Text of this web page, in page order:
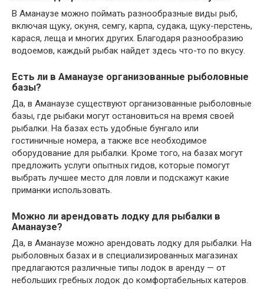
В Аманаузе можно поймать разнообразные виды рыб,
включая щуку, окуня, семгу, карпа, судака, щуку-перстень,
карася, леща и многих других. Благодаря разнообразию
водоемов, каждый рыбак найдет здесь что-то по вкусу.
Есть ли в Аманаузе организованные рыболовные
базы?
Да, в Аманаузе существуют организованные рыболовные
базы, где рыбаки могут остановиться на время своей
рыбалки. На базах есть удобные бунгало или
гостиничные номера, а также все необходимое
оборудование для рыбалки. Кроме того, на базах могут
предложить услуги опытных гидов, которые помогут
выбрать лучшее место для ловли и подскажут какие
приманки использовать.
Можно ли арендовать лодку для рыбалки в
Аманаузе?
Да, в Аманаузе можно арендовать лодку для рыбалки. На
рыболовных базах и в специализированных магазинах
предлагаются различные типы лодок в аренду — от
небольших гребных лодок до комфортабельных катеров.